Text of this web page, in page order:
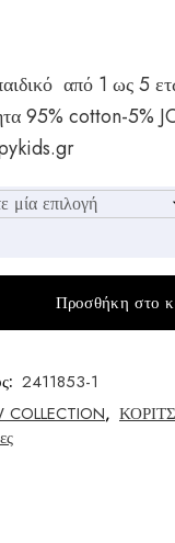
από 1 ως 5
95% cotton-5%
Προσθήκη στο
2411853-1
COLLECTION,